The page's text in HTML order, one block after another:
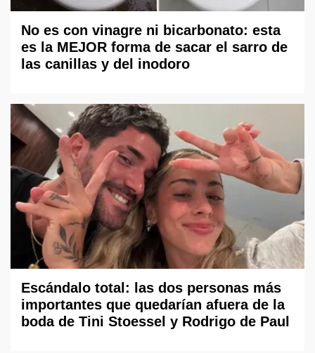
No es con vinagre ni bicarbonato: esta
es la MEJOR forma de sacar el sarro de
las canillas y del inodoro
Escándalo total: las dos personas más
importantes que quedarían afuera de la
boda de Tini Stoessel y Rodrigo de Paul